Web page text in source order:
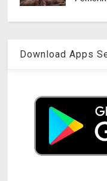
Download Apps